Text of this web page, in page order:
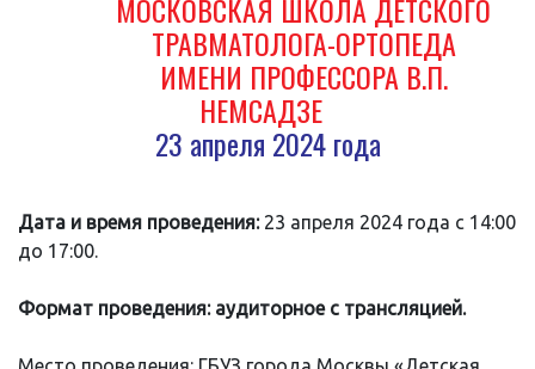
МОСКОВСКАЯ ШКОЛА ДЕТСКОГО
ТРАВМАТОЛОГА-ОРТОПЕДА
ИМЕНИ ПРОФЕССОРА В.П.
НЕМСАДЗЕ
23 апреля 2024 года
Дата и время проведения:23 апреля 2024 года с 14:00
до 17:00.
Формат проведения: аудиторное с трансляцией.